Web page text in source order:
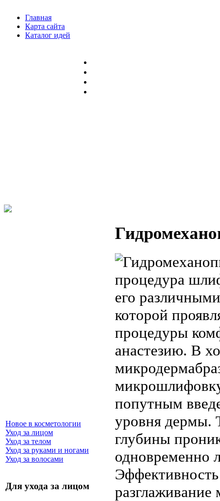
Главная
Карта сайта
Каталог идей
Новое в косметологии
Уход за лицом
Уход за телом
Уход за руками и ногами
Уход за волосами
Для ухода за лицом
процедура
его
которой
процедуры
анастезию. В
попутным
уровня дермы.
глубины
одновременно